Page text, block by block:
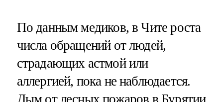
По данным медиков, в Чите роста
числа обращений от людей,
страдающих астмой или
аллергией, пока не наблюдается.